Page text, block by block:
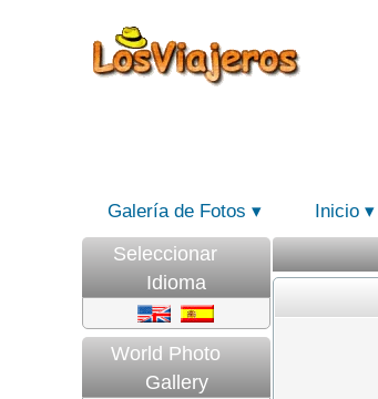
Galería de Fotos Inicio
Seleccionar
Idioma
World Photo
Gallery